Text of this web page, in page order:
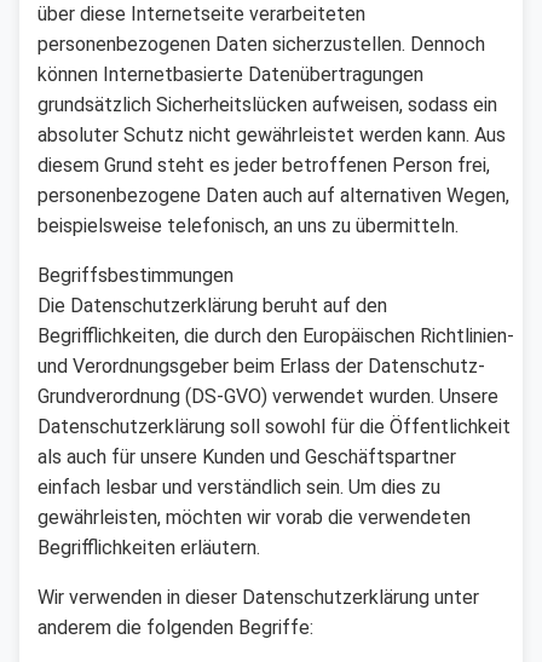
über diese Internetseite verarbeiteten
personenbezogenen Daten sicherzustellen. Dennoch
können Internetbasierte Datenübertragungen
grundsätzlich Sicherheitslücken aufweisen, sodass ein
absoluter Schutz nicht gewährleistet werden kann. Aus
diesem Grund steht es jeder betroffenen Person frei,
personenbezogene Daten auch auf alternativen Wegen,
beispielsweise telefonisch, an uns zu übermitteln.
Begriffsbestimmungen
Die Datenschutzerklärung beruht auf den
Begrifflichkeiten, die durch den Europäischen Richtlinien-
und Verordnungsgeber beim Erlass der Datenschutz-
Grundverordnung (DS-GVO) verwendet wurden. Unsere
Datenschutzerklärung soll sowohl für die Öffentlichkeit
als auch für unsere Kunden und Geschäftspartner
einfach lesbar und verständlich sein. Um dies zu
gewährleisten, möchten wir vorab die verwendeten
Begrifflichkeiten erläutern.
Wir verwenden in dieser Datenschutzerklärung unter
anderem die folgenden Begriffe: